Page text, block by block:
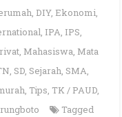
, DIY, Ekonomi,
, IPA, IPS,
, Mahasiswa, Mata
, SD, Sejarah, SMA,
, Tips, TK / PAUD,
Tagged